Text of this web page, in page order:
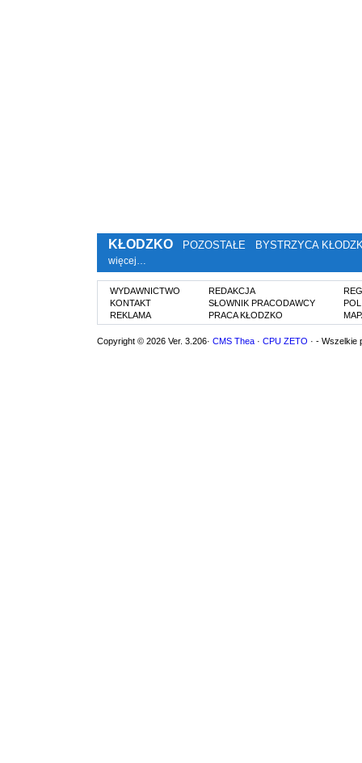
KŁODZKO POZOSTAŁE BYSTRZYCA
więcej…
WYDAWNICTWO
KONTAKT
REKLAMA
REDAKCJA
SŁOWNIK PRACODAWCY
PRACA KŁODZKO
Copyright © 2026 Ver. 3.206· CMS Thea · CPU ZETO · - Wszelkie